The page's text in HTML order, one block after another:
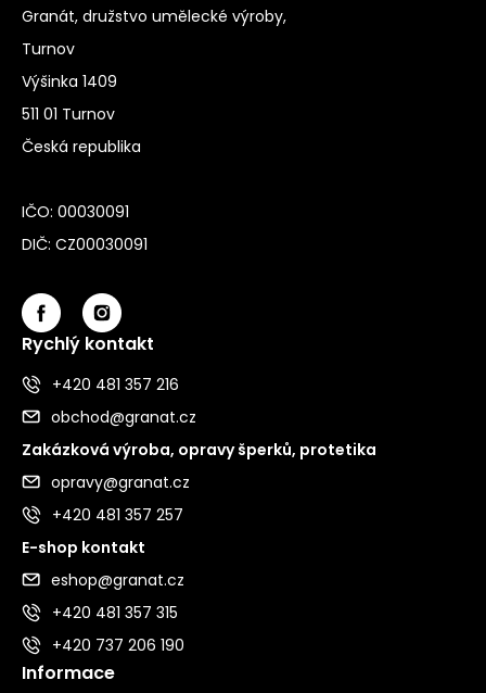
Granát, družstvo umělecké výroby,
Turnov
Výšinka 1409
511 01 Turnov
Česká republika
IČO: 00030091
DIČ: CZ00030091
Rychlý kontakt
+420 481 357 216
obchod@granat.cz
Zakázková výroba, opravy šperků, protetika
opravy@granat.cz
+420 481 357 257
E-shop kontakt
eshop@granat.cz
+420 481 357 315
+420 737 206 190
Informace